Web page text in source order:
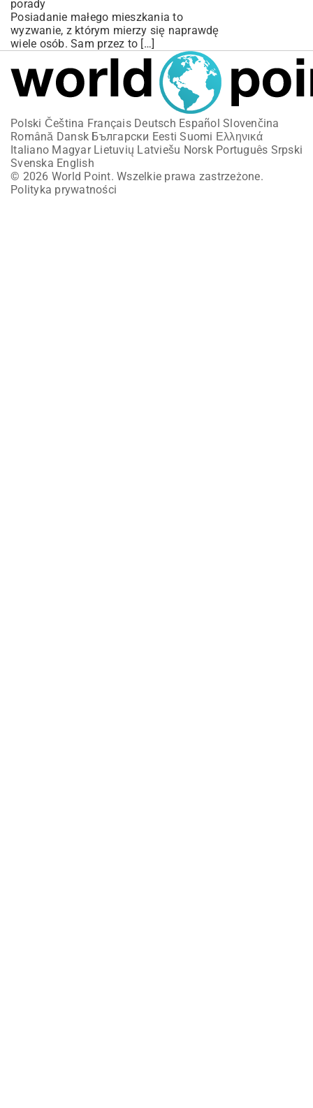
porady
Posiadanie małego mieszkania to
wyzwanie, z którym mierzy się naprawdę
wiele osób. Sam przez to […]
Polski Čeština Français Deutsch Español Slovenčina
Română Dansk Български Eesti Suomi Ελληνικά
Italiano Magyar Lietuvių Latviešu Norsk Português Srpski
Svenska English
© 2026 World Point. Wszelkie prawa zastrzeżone.
Polityka prywatności